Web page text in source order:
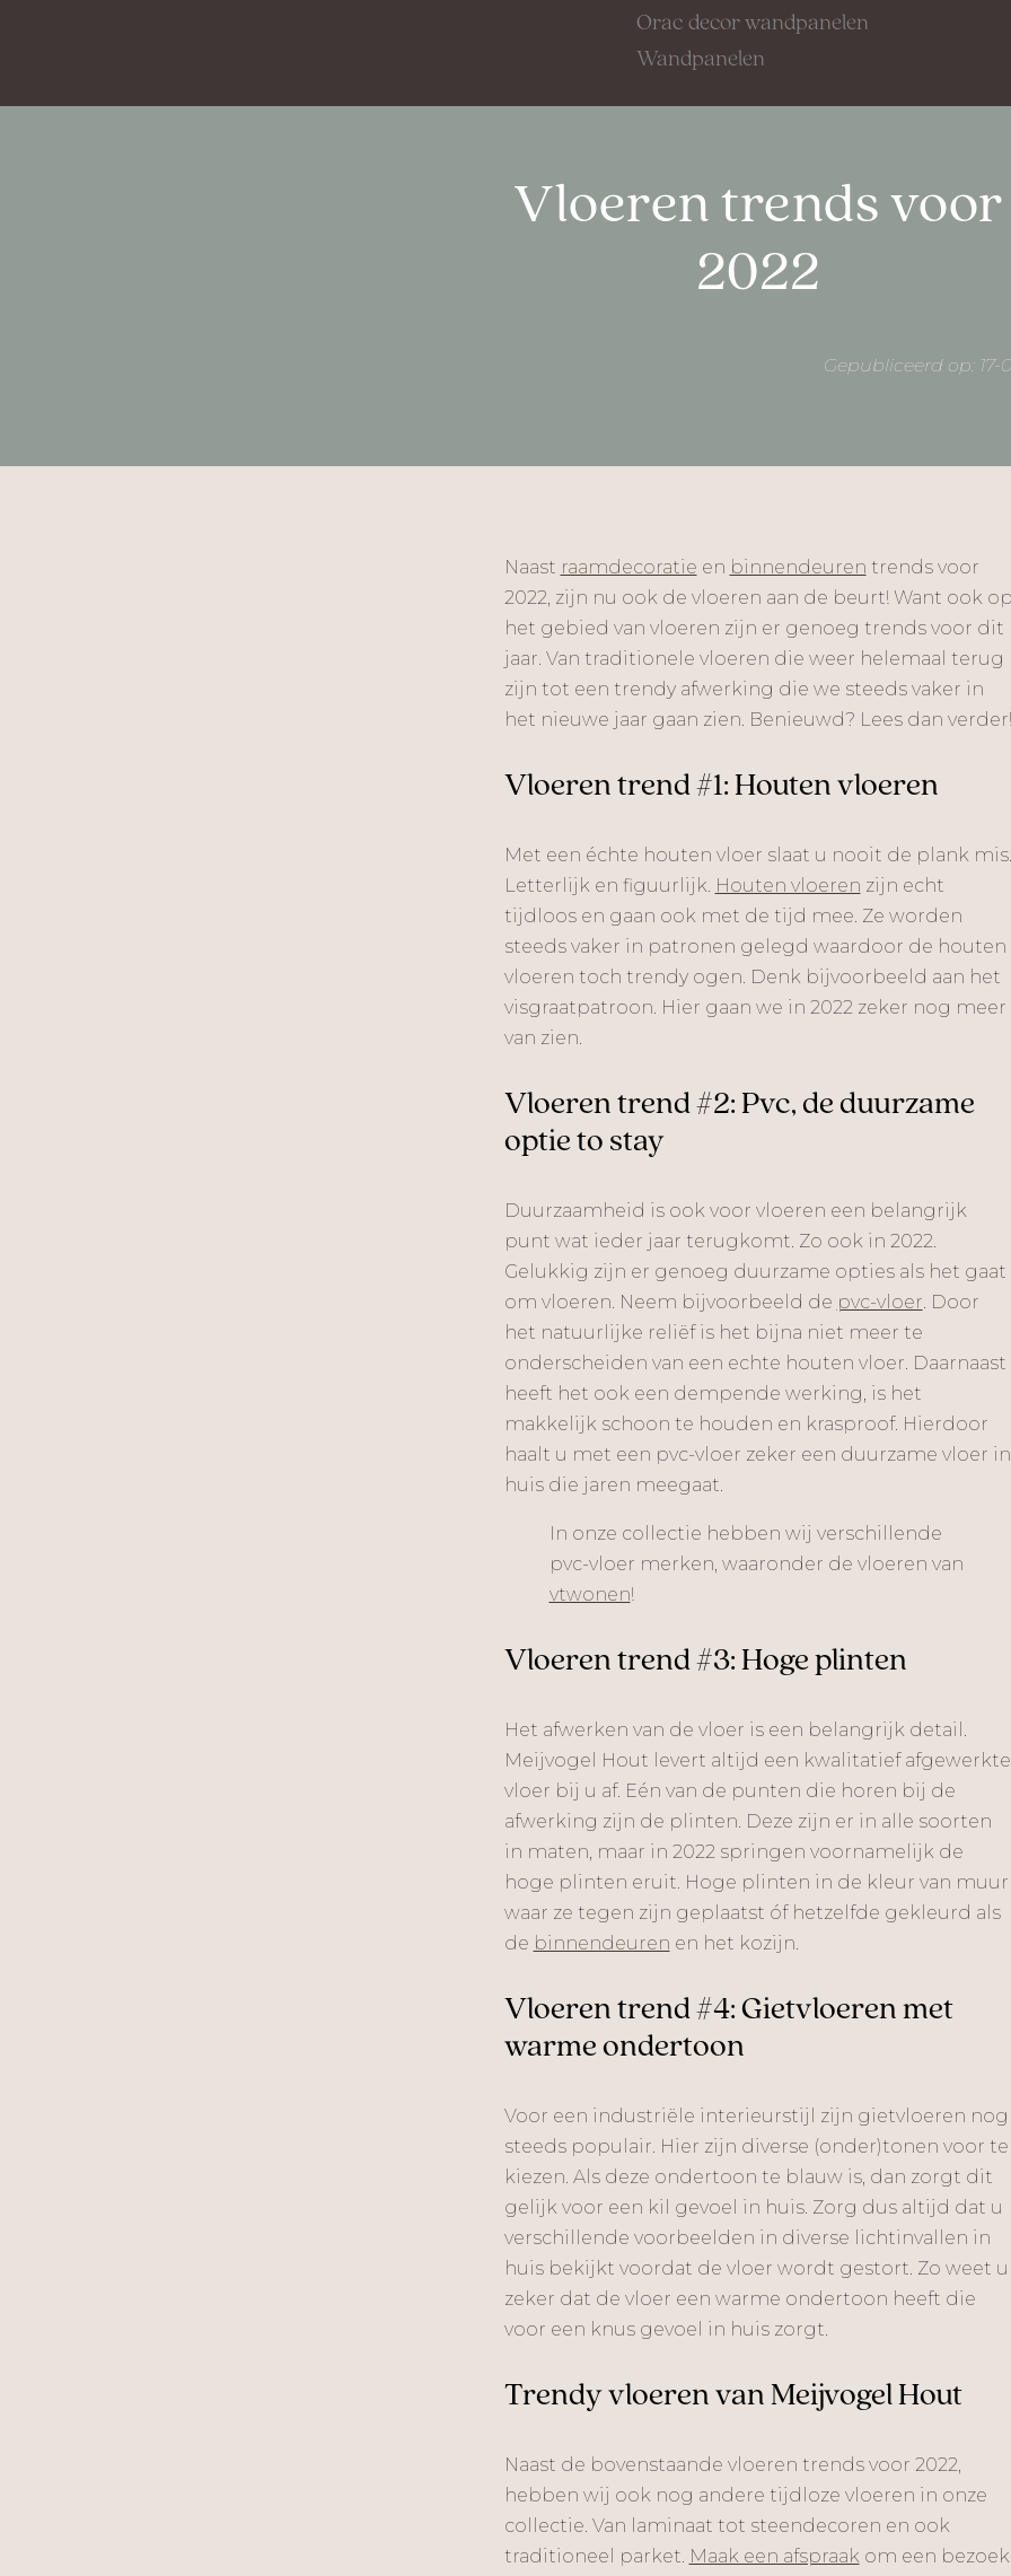
Orac decor wandpanelen
Wandpanelen
Vloeren trends voor
2022
Gepubliceerd op: 17-
Naast raamdecoratie en binnendeuren trends voor
2022, zijn nu ook de vloeren aan de beurt! Want ook op
het gebied van vloeren zijn er genoeg trends voor dit
jaar. Van traditionele vloeren die weer helemaal terug
zijn tot een trendy afwerking die we steeds vaker in
het nieuwe jaar gaan zien. Benieuwd? Lees dan verder!
Vloeren trend #1: Houten vloeren
Met een échte houten vloer slaat u nooit de plank mis.
Letterlijk en figuurlijk. Houten vloeren zijn echt
tijdloos en gaan ook met de tijd mee. Ze worden
steeds vaker in patronen gelegd waardoor de houten
vloeren toch trendy ogen. Denk bijvoorbeeld aan het
visgraatpatroon. Hier gaan we in 2022 zeker nog meer
van zien.
Vloeren trend #2: Pvc, de duurzame
optie to stay
Duurzaamheid is ook voor vloeren een belangrijk
punt wat ieder jaar terugkomt. Zo ook in 2022.
Gelukkig zijn er genoeg duurzame opties als het gaat
om vloeren. Neem bijvoorbeeld de pvc-vloer. Door
het natuurlijke reliëf is het bijna niet meer te
onderscheiden van een echte houten vloer. Daarnaast
heeft het ook een dempende werking, is het
makkelijk schoon te houden en krasproof. Hierdoor
haalt u met een pvc-vloer zeker een duurzame vloer in
huis die jaren meegaat.
In onze collectie hebben wij verschillende
pvc-vloer merken, waaronder de vloeren van
vtwonen!
Vloeren trend #3: Hoge plinten
Het afwerken van de vloer is een belangrijk detail.
Meijvogel Hout levert altijd een kwalitatief afgewerkte
vloer bij u af. Eén van de punten die horen bij de
afwerking zijn de plinten. Deze zijn er in alle soorten
in maten, maar in 2022 springen voornamelijk de
hoge plinten eruit. Hoge plinten in de kleur van muur
waar ze tegen zijn geplaatst óf hetzelfde gekleurd als
de binnendeuren en het kozijn.
Vloeren trend #4: Gietvloeren met
warme ondertoon
Voor een industriële interieurstijl zijn gietvloeren nog
steeds populair. Hier zijn diverse (onder)tonen voor te
kiezen. Als deze ondertoon te blauw is, dan zorgt dit
gelijk voor een kil gevoel in huis. Zorg dus altijd dat u
verschillende voorbeelden in diverse lichtinvallen in
huis bekijkt voordat de vloer wordt gestort. Zo weet u
zeker dat de vloer een warme ondertoon heeft die
voor een knus gevoel in huis zorgt.
Trendy vloeren van Meijvogel Hout
Naast de bovenstaande vloeren trends voor 2022,
hebben wij ook nog andere tijdloze vloeren in onze
collectie. Van laminaat tot steendecoren en ook
traditioneel parket. Maak een afspraakom een bezoek